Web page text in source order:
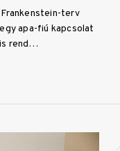
terv
apa-fiú kapcsolat
rend…